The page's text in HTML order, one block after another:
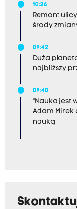
10:26
Remont
środy
09:42
Duża
najbliższy
09:40
"Nauka jest
Adam Mirek
nauką